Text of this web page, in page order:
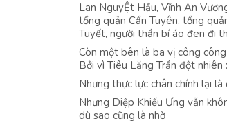
Lan NguyỆt Hầu, Vĩnh An
tổng quản Cẩn Tuyên, tổng
Tuyết, người thần bí áo đen đi
Còn một bên là ba vị công
Bởi vì Tiêu Lăng Trần đột
Nhưng thực lực chân chính lại
Nhưng Diệp Khiếu Ưng vẫn
dù sao cũng là nhờ